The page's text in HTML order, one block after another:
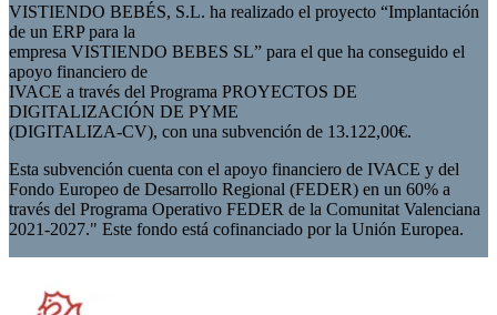
VISTIENDO BEBÉS, S.L. ha realizado el proyecto “Implantación
de un ERP para la
empresa VISTIENDO BEBES SL” para el que ha conseguido el
apoyo financiero de
IVACE a través del Programa PROYECTOS DE
DIGITALIZACIÓN DE PYME
(DIGITALIZA-CV), con una subvención de 13.122,00€.
Esta subvención cuenta con el apoyo financiero de IVACE y del
Fondo Europeo de Desarrollo Regional (FEDER) en un 60% a
través del Programa Operativo FEDER de la Comunitat Valenciana
2021-2027." Este fondo está cofinanciado por la Unión Europea.